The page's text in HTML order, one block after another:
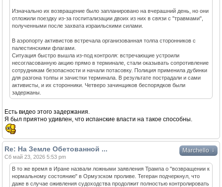
Изначально их возвращение было запланировано на вчерашний день, но они
отложили поездку из-за госпитализации двоих из них в связи с "травмами",
полученными после захвата израильскими силами.
В аэропорту активистов встречала организованная толпа сторонников с
палестинскими флагами.
Ситуация быстро вышла из-под контроля: встречающие устроили
несогласованную акцию прямо в терминале, стали оказывать сопротивление
сотрудникам безопасности и начали потасовку. Полиция применила дубинки
для разгона толпы и зачистки терминала. В результате пострадали и сами
активисты, и их сторонники. Четверо зачинщиков беспорядков были
задержаны.
Есть видео этого задержания.
Я был приятно удивлен, что испанские власти на такое способны.
Marchello ↓
Re: На Земле Обетованной ...
Сб май 23, 2026 5:53 pm
В то же время в Иране назвали ложными заявления Трампа о "возвращении к
нормальному состоянию" в Ормузском проливе. Тегеран подчеркнул, что
даже в случае оживления судоходства продолжит полностью контролировать